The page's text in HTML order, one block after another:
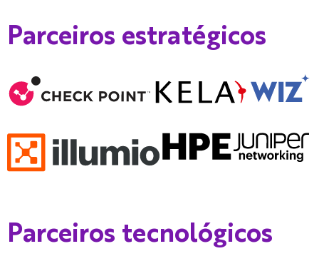
Parceiros estratégicos
Parceiros tecnológicos